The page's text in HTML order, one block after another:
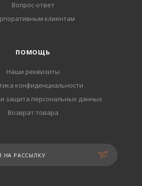
Вопрос-ответ
клиентам
ПОМОЩЬ
Наши реквизиты
конфиденциальности
защита персональных данных
Возврат товара
НА РАССЫЛКУ